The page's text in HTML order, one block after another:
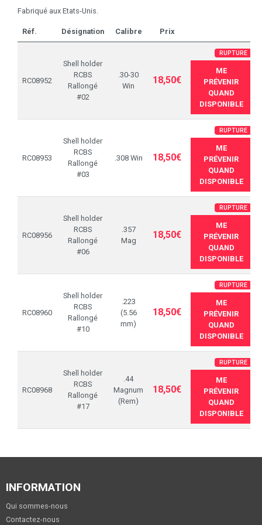
Fabriqué aux Etats-Unis.
Réf. Désignation Calibre Prix
RC08952
Shell holder
RCBS
Rallongé
#02
.30-30
Win
18,50€
RUPTURE
ME
PRÉVENIR
QUAND
DISPONIBLE
RC08953
Shell holder
RCBS
Rallongé
#03
.308 Win 18,50€
RUPTURE
ME
PRÉVENIR
QUAND
DISPONIBLE
RC08956
Shell holder
RCBS
Rallongé
#06
.357
Mag
18,50€
RUPTURE
ME
PRÉVENIR
QUAND
DISPONIBLE
RC08960
Shell holder
RCBS
Rallongé
#10
.223
(5.56
mm)
18,50€
RUPTURE
ME
PRÉVENIR
QUAND
DISPONIBLE
RC08968
Shell holder
RCBS
Rallongé
#17
.44
Magnum
(Rem)
18,50€
RUPTURE
ME
PRÉVENIR
QUAND
DISPONIBLE
INFORMATION
Qui sommes-nous
Contactez-nous